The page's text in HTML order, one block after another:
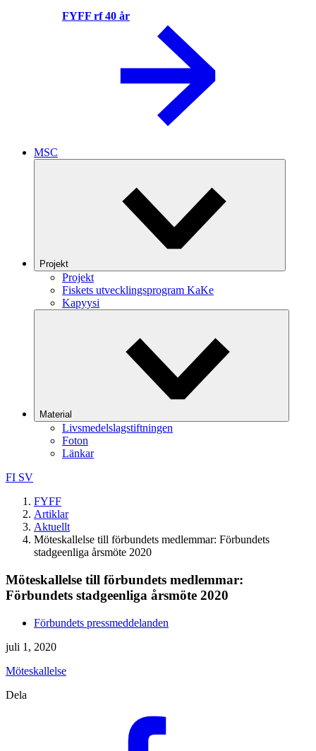
FYFF rf 40 år
MSC
Projekt
Projekt
Fiskets utvecklingsprogram KaKe
Kapyysi
Material
Livsmedelslagstiftningen
Foton
Länkar
FI SV
FYFF
Artiklar
Aktuellt
Möteskallelse till förbundets medlemmar: Förbundets
stadgeenliga årsmöte 2020
Möteskallelse till förbundets medlemmar:
Förbundets stadgeenliga årsmöte 2020
Förbundets pressmeddelanden
juli 1, 2020
Möteskallelse
Dela